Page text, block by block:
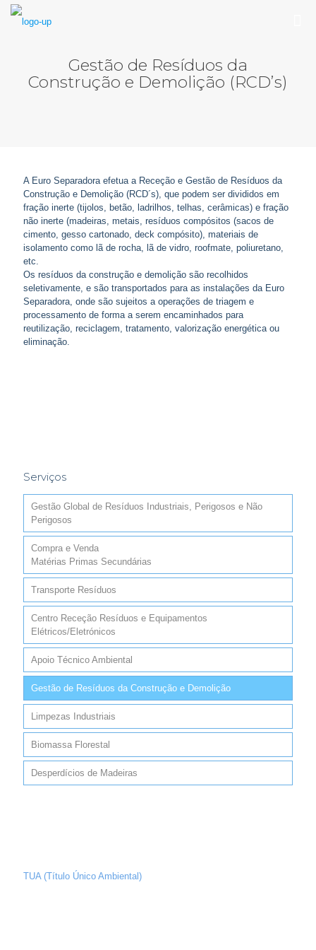
Gestão de Resíduos da
Construção e Demolição (RCD’s)
A Euro Separadora efetua a Receção e Gestão de Resíduos da
Construção e Demolição (RCD´s), que podem ser divididos em
fração inerte (tijolos, betão, ladrilhos, telhas, cerâmicas) e fração
não inerte (madeiras, metais, resíduos compósitos (sacos de
cimento, gesso cartonado, deck compósito), materiais de
isolamento como lã de rocha, lã de vidro, roofmate, poliuretano,
etc.
Os resíduos da construção e demolição são recolhidos
seletivamente, e são transportados para as instalações da Euro
Separadora, onde são sujeitos a operações de triagem e
processamento de forma a serem encaminhados para
reutilização, reciclagem, tratamento, valorização energética ou
eliminação.
Serviços
Gestão Global de Resíduos Industriais, Perigosos e Não
Perigosos
Compra e Venda
Matérias Primas Secundárias
Transporte Resíduos
Centro Receção Resíduos e Equipamentos
Elétricos/Eletrónicos
Apoio Técnico Ambiental
Gestão de Resíduos da Construção e Demolição
Limpezas Industriais
Biomassa Florestal
Desperdícios de Madeiras
TUA (Título Único Ambiental)